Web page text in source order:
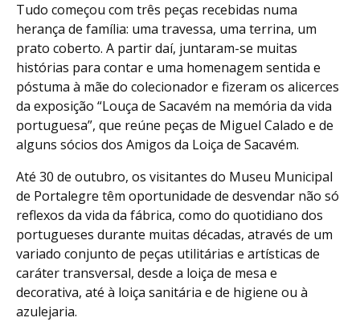
Tudo começou com três peças recebidas numa
herança de família: uma travessa, uma terrina, um
prato coberto. A partir daí, juntaram-se muitas
histórias para contar e uma homenagem sentida e
póstuma à mãe do colecionador e fizeram os alicerces
da exposição “Louça de Sacavém na memória da vida
portuguesa”, que reúne peças de Miguel Calado e de
alguns sócios dos Amigos da Loiça de Sacavém.
Até 30 de outubro, os visitantes do Museu Municipal
de Portalegre têm oportunidade de desvendar não só
reflexos da vida da fábrica, como do quotidiano dos
portugueses durante muitas décadas, através de um
variado conjunto de peças utilitárias e artísticas de
caráter transversal, desde a loiça de mesa e
decorativa, até à loiça sanitária e de higiene ou à
azulejaria.